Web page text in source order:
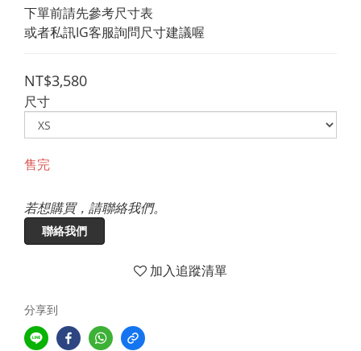
下單前請先參考尺寸表
或者私訊IG客服詢問尺寸建議喔
NT$3,580
尺寸
售完
若想購買，請聯絡我們。
聯絡我們
加入追蹤清單
分享到